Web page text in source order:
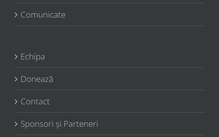
Comunicate
Echipa
Donează
Contact
Sponsori şi Parteneri